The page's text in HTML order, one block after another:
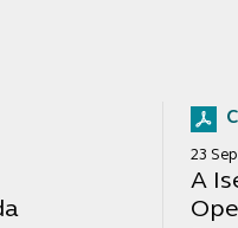
23
A